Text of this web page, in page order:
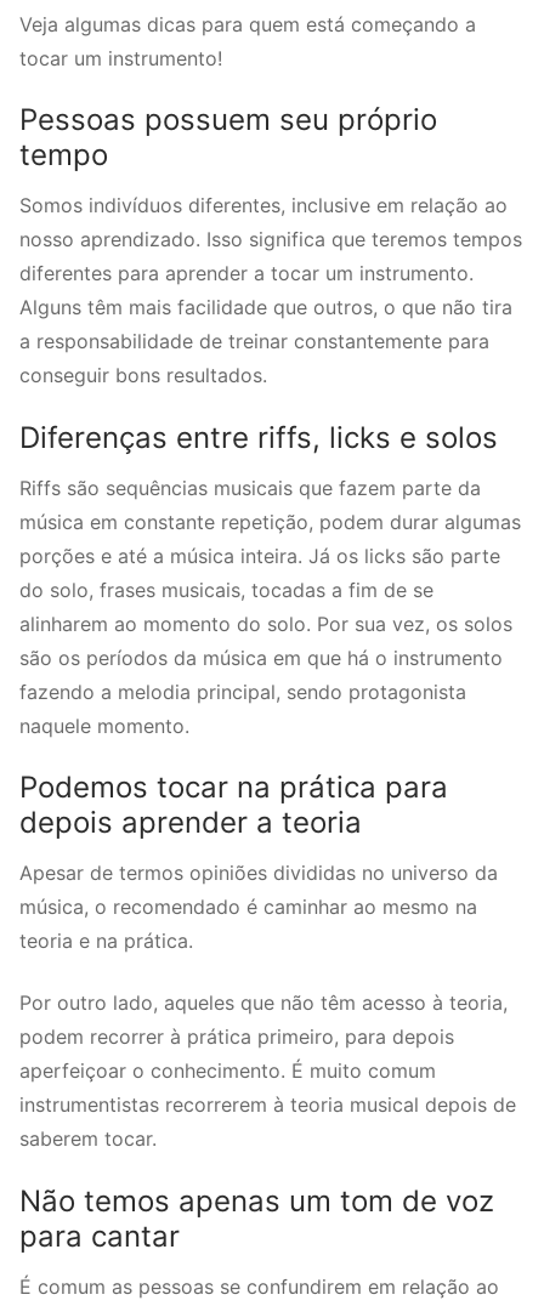
Veja algumas dicas para quem está começando a
tocar um instrumento!
Pessoas possuem seu próprio
tempo
Somos indivíduos diferentes, inclusive em relação ao
nosso aprendizado. Isso significa que teremos tempos
diferentes para aprender a tocar um instrumento.
Alguns têm mais facilidade que outros, o que não tira
a responsabilidade de treinar constantemente para
conseguir bons resultados.
Diferenças entre riffs, licks e solos
Riffs são sequências musicais que fazem parte da
música em constante repetição, podem durar algumas
porções e até a música inteira. Já os licks são parte
do solo, frases musicais, tocadas a fim de se
alinharem ao momento do solo. Por sua vez, os solos
são os períodos da música em que há o instrumento
fazendo a melodia principal, sendo protagonista
naquele momento.
Podemos tocar na prática para
depois aprender a teoria
Apesar de termos opiniões divididas no universo da
música, o recomendado é caminhar ao mesmo na
teoria e na prática.
Por outro lado, aqueles que não têm acesso à teoria,
podem recorrer à prática primeiro, para depois
aperfeiçoar o conhecimento. É muito comum
instrumentistas recorrerem à teoria musical depois de
saberem tocar.
Não temos apenas um tom de voz
para cantar
É comum as pessoas se confundirem em relação ao